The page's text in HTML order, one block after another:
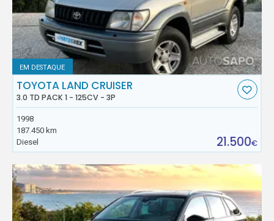
EM DESTAQUE
TOYOTA LAND CRUISER
3.0 TD PACK 1 - 125CV - 3P
1998
187.450 km
Diesel
21.500€